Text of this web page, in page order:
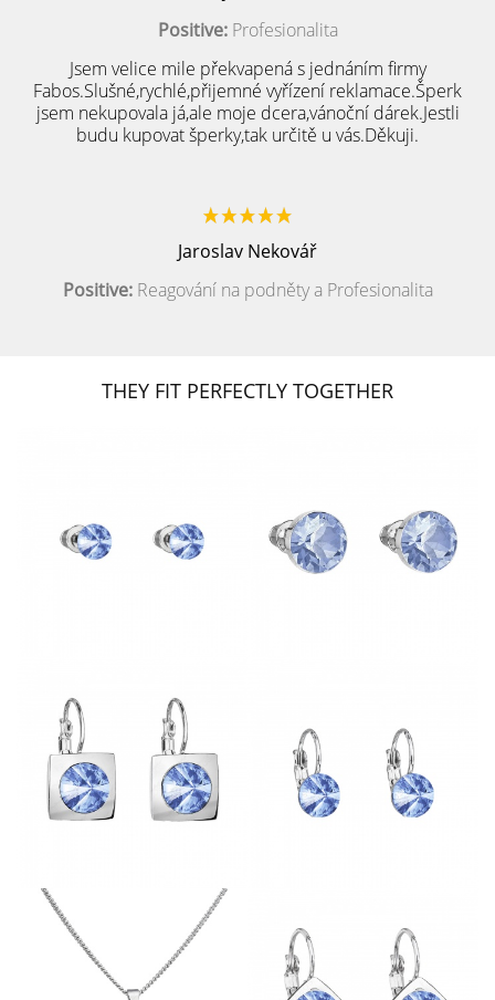
Positive:Profesionalita
Jsem velice mile překvapená s jednáním firmy
Fabos.Slušné,rychlé,přijemné vyřízení reklamace.Šperk
jsem nekupovala já,ale moje dcera,vánoční dárek.Jestli
budu kupovat šperky,tak určitě u vás.Děkuji.
Jaroslav Nekovář
Positive:Reagování na podněty a Profesionalita
THEY FIT PERFECTLY TOGETHER